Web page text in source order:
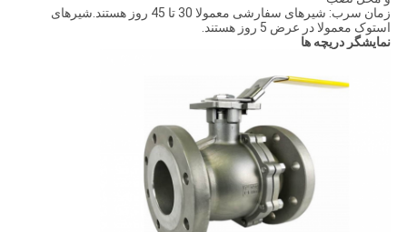
زمان سرب: شیرهای سفارشی معمولا 30 تا 45 روز هستند.شیرهای
استوک معمولا در عرض 5 روز هستند.
نمایشگر دریچه ها